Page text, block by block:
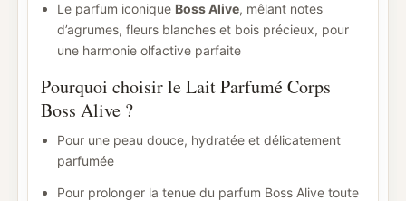
Le parfum iconique Boss Alive, mêlant notes
d’agrumes, fleurs blanches et bois précieux, pour
une harmonie olfactive parfaite
Pourquoi choisir le Lait Parfumé Corps
Boss Alive ?
Pour une peau douce, hydratée et délicatement
parfumée
Pour prolonger la tenue du parfum Boss Alive toute